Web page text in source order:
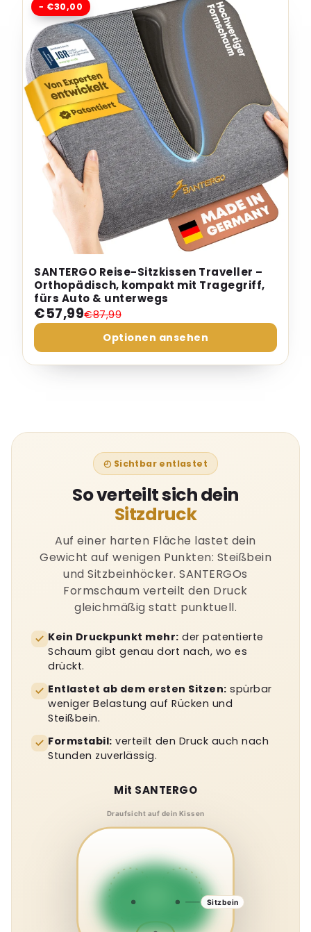
− €30,00
SANTERGO Reise-Sitzkissen Traveller –
Orthopädisch, kompakt mit Tragegriff,
fürs Auto & unterwegs
€57,99€87,99
Optionen ansehen
◴ Sichtbar entlastet
So verteilt sich dein
Sitzdruck
Auf einer harten Fläche lastet dein
Gewicht auf wenigen Punkten: Steißbein
und Sitzbeinhöcker. SANTERGOs
Formschaum verteilt den Druck
gleichmäßig statt punktuell.
Kein Druckpunkt mehr: der patentierte
Schaum gibt genau dort nach, wo es
drückt.
Entlastet ab dem ersten Sitzen: spürbar
weniger Belastung auf Rücken und
Steißbein.
Formstabil: verteilt den Druck auch nach
Stunden zuverlässig.
Harte Unterlage
Draufsicht auf dein Kissen
Sitzbein